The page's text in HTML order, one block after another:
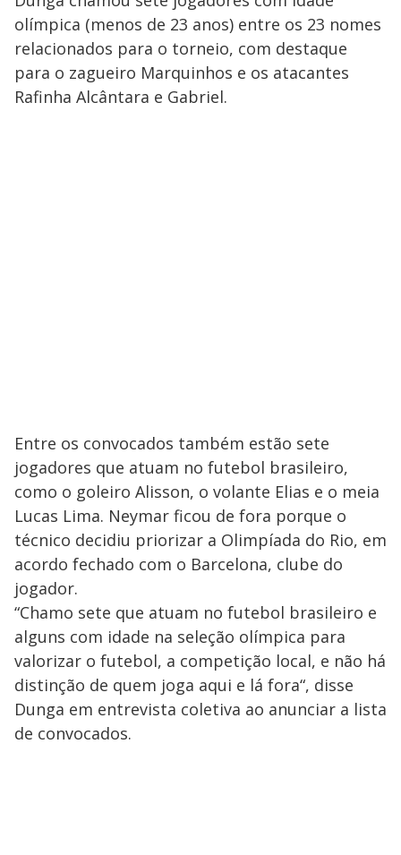
olímpica (menos de 23 anos) entre os 23 nomes
relacionados para o torneio, com destaque
para o zagueiro Marquinhos e os atacantes
Rafinha Alcântara e Gabriel.
Entre os convocados também estão sete
jogadores que atuam no futebol brasileiro,
como o goleiro Alisson, o volante Elias e o meia
Lucas Lima. Neymar ficou de fora porque o
técnico decidiu priorizar a Olimpíada do Rio, em
acordo fechado com o Barcelona, clube do
jogador.
“Chamo sete que atuam no futebol brasileiro e
alguns com idade na seleção olímpica para
valorizar o futebol, a competição local, e não há
distinção de quem joga aqui e lá fora“, disse
Dunga em entrevista coletiva ao anunciar a lista
de convocados.